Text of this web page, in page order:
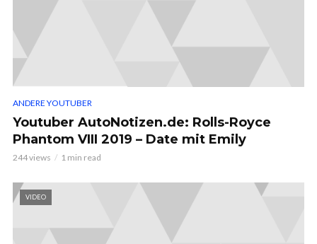
ANDERE YOUTUBER
Youtuber AutoNotizen.de: Rolls-Royce
Phantom VIII 2019 – Date mit Emily
244 views 1 min read
VIDEO